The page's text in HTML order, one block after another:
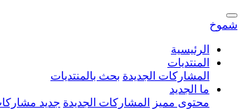
شموخ
الرئيسية
المنتديات
المشاركات الجديدة بحث بالمنتديات
ما الجديد
محتوى مميز
المشاركات الجديدة جديد